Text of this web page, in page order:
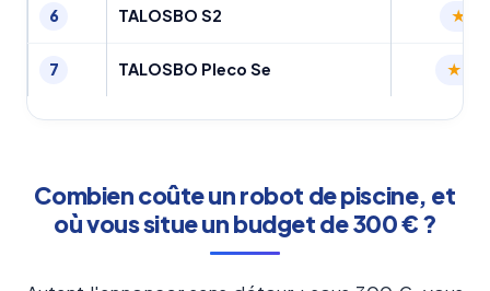
6 TALOSBO S2
7 TALOSBO Pleco Se
Combien coûte un robot de piscine, et
où vous situe un budget de 300 € ?